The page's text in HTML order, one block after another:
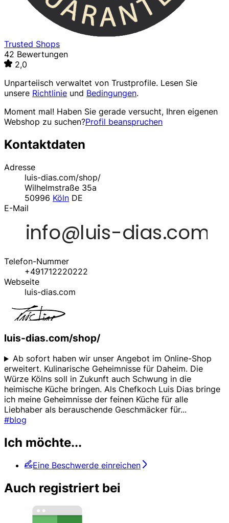
Trusted Shops
42 Bewertungen
2,0
Unparteiisch verwaltet von Trustprofile. Lesen Sie
unsere Richtlinie und Bedingungen.
Moment mal! Haben Sie gerade versucht, Ihren eigenen
Webshop zu suchen?Profil beanspruchen
Kontaktdaten
Adresse
luis-dias.com/shop/
Wilhelmstraße 35a
50996 Köln DE
E-Mail
Telefon-Nummer
+491712220222
Webseite
luis-dias.com
luis-dias.com/shop/
Ab sofort haben wir unser Angebot im Online-Shop
erweitert. Kulinarische Geheimnisse für Daheim. Die
Würze Kölns soll in Zukunft auch Schwung in die
heimische Küche bringen. Als Chefkoch Luis Dias bringe
ich meine Geheimnisse der feinen Küche für alle
Liebhaber als berauschende Geschmäcker für...
#blog
Ich möchte...
Eine Beschwerde einreichen
Auch registriert bei